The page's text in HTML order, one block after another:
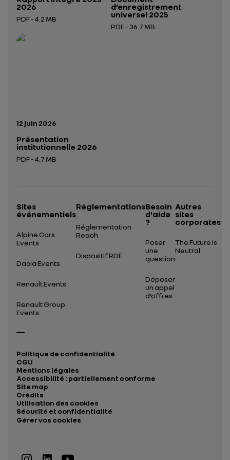
2026
PDF - 4.2 MB
Ouverture dans un nouvel onglet
d’enregistrement
universel 2025
PDF - 36.7 MB
Date de publication:
12 juin 2026
Présentation
institutionnelle 2026
PDF - 4.7 MB
Sites
événementiels
Alpine Cars
Events
Dacia Events
Renault Events
Renault Group
Events
Réglementations
Réglementation
Reach
Dispositif RDE
Besoin
d'aide
?
Poser
une
question
Déposer
un appel
d’offres
Autres
sites
corporates
The Future Is
Neutral
Politique de confidentialité
CGU
Mentions légales
Accessibilité : partiellement conforme
Site map
Crédits
Utilisation des cookies
Sécurité et confidentialité
Gérer vos cookies